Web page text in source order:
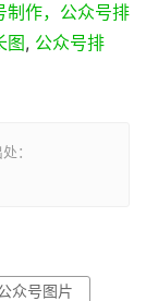
制作，公众号排
图, 公众号排
：
众号图片